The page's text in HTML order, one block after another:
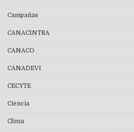
Campañas
CANACINTRA
CANACO
CANADEVI
CECYTE
Ciencia
Clima